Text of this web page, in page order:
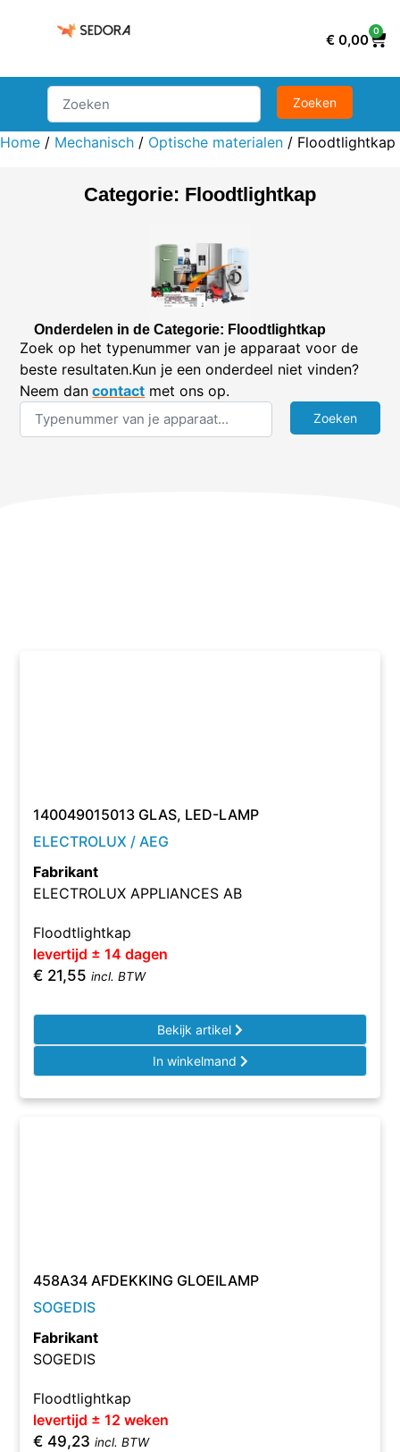
€ 0,00
0
Home / Mechanisch / Optische materialen / Floodtlightkap
Categorie: Floodtlightkap
Onderdelen in de Categorie: Floodtlightkap
Zoek op het typenummer van je apparaat voor de
beste resultaten.Kun je een onderdeel niet vinden?
Neem dan contact met ons op.
140049015013 GLAS, LED-LAMP
ELECTROLUX / AEG
Fabrikant
ELECTROLUX APPLIANCES AB
Floodtlightkap
levertijd ± 14 dagen
€ 21,55 incl. BTW
Bekijk artikel
In winkelmand
458A34 AFDEKKING GLOEILAMP
SOGEDIS
Fabrikant
SOGEDIS
Floodtlightkap
levertijd ± 12 weken
€ 49,23 incl. BTW